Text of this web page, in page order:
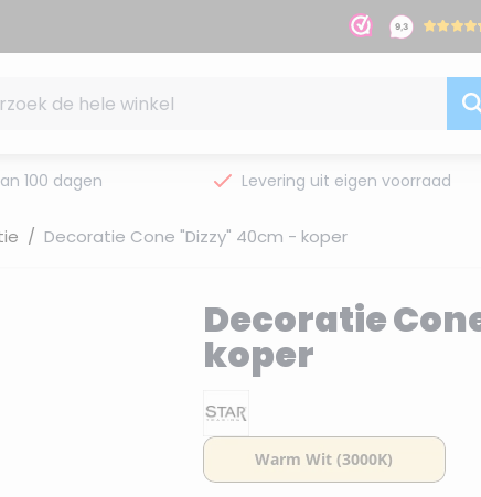
100 dagen Levering uit eigen voorraad
/ Decoratie Cone "Dizzy" 40cm - koper
Decoratie
koper